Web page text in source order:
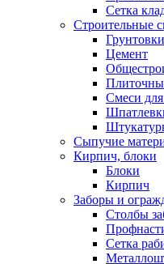
Сетка
Строительные
Грунтовки
Цемент
Смеси для
Сыпучие
Кирпич, блоки
Блоки
Кирпич
Заборы и
Столбы
Сетка